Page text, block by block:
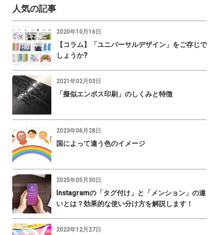
人気の記事
2020年10月16日
【コラム】「ユニバーサルデザイン」をご存じで
しょうか?
2021年02月03日
「擬似エンボス印刷」のしくみと特徴
2023年06月28日
国によって違う色のイメージ
2025年05月30日
Instagramの「タグ付け」と「メンション」の違
いとは？効果的な使い分け方を解説します！
2023年12月27日